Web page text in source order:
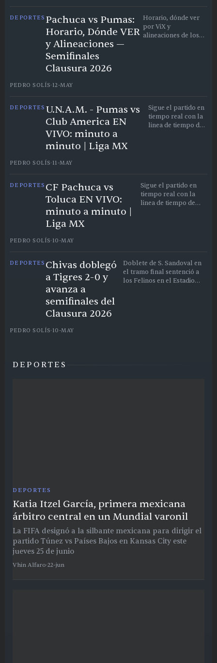
DEPORTES Pachuca vs Pumas:
Horario, Dónde VER
y Alineaciones —
Semifinales
Clausura 2026
Horario, dónde ver
por ViX y
alineaciones de los
PEDRO SOLÍS· 12-MAY
DEPORTES U.N.A.M. - Pumas vs
Club America EN
VIVO: minuto a
minuto | Liga MX
Sigue el partido en
tiempo real con la
linea de tiempo de
PEDRO SOLÍS· 11-MAY
DEPORTES CF Pachuca vs
Toluca EN VIVO:
minuto a minuto |
Liga MX
Sigue el partido en
tiempo real con la
linea de tiempo de
PEDRO SOLÍS· 10-MAY
DEPORTES Chivas doblegó
a Tigres 2-0 y
avanza a
semifinales del
Clausura 2026
Doblete de S. Sandoval en
el tramo final sentenció a
los Felinos en el Estadio
PEDRO SOLÍS· 10-MAY
DEPORTES
DEPORTES
Katia Itzel García, primera mexicana
árbitro central en un Mundial varonil
La FIFA designó a la silbante mexicana para dirigir el
partido Túnez vs Países Bajos en Kansas City este
jueves 25 de junio
Vhin Alfaro·22-jun